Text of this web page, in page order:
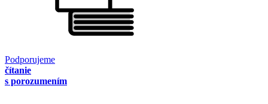
Podporujeme
čítanie
s porozumením